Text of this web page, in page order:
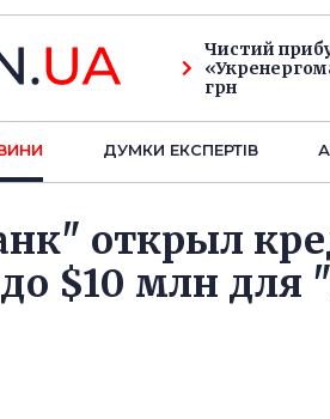
Чистий
грн
ДУМКИ ЕКСПЕРТIВ
открыл
$10 млн